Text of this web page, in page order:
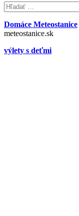
Hľadať:
Domáce Meteostanice
meteostanice.sk
výlety s deťmi